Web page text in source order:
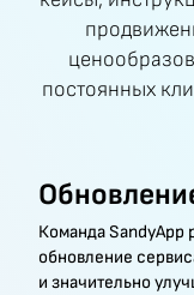
постоянных
Команда SandyApp
обновление
и значительно